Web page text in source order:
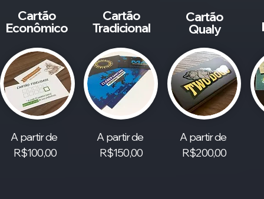
Cartão
Econômico
A partir de
R$100,00
Cartão
Tradicional
A partir de
R$150,00
Cartão
Qualy
A partir de
R$200,00